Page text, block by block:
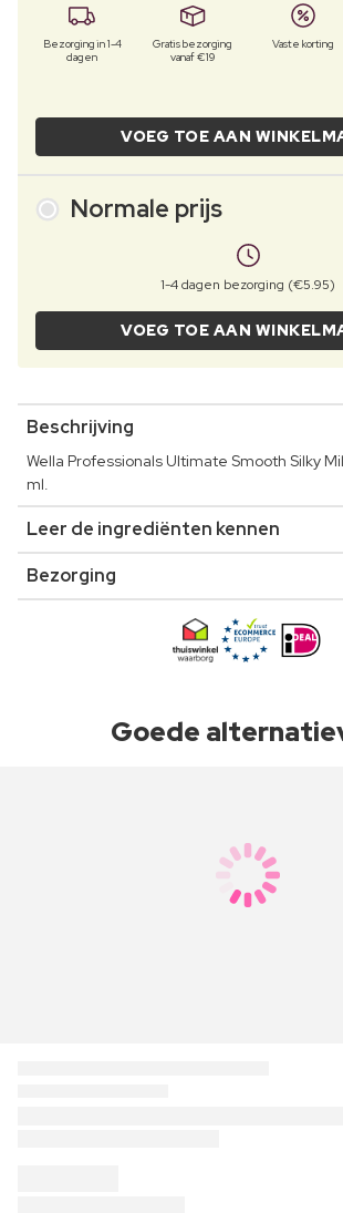
Bezorging in 1-4
dagen
Gratis bezorging
vanaf €19
Vaste korting
VOEG TOE AAN
Normale prijs
1-4 dagen bezorging (€5.95)
VOEG TOE AAN
Beschrijving
Wella Professionals Ultimate Smooth Silky
ml.
Leer de ingrediënten kennen
Bezorging
Goede